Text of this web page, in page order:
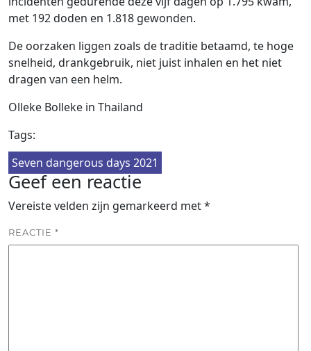
met 192 doden en 1.818 gewonden.
De oorzaken liggen zoals de traditie betaamd, te hoge
snelheid, drankgebruik, niet juist inhalen en het niet
dragen van een helm.
Olleke Bolleke in Thailand
Tags:
Seven dangerous days 2021
Geef een reactie
Vereiste velden zijn gemarkeerd met*
REACTIE *